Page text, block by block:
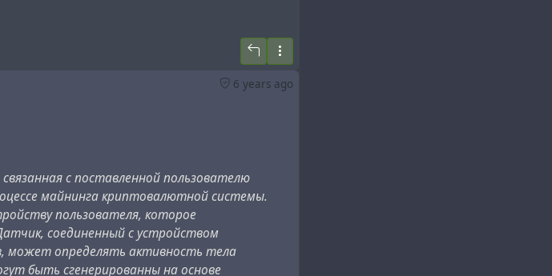
LLC [US/US]; One Microsoft Way Redmond,
#health#microsoft#patent
6 years ago
с поставленной пользователю
майнинга криптовалютной системы.
пользователя, которое
соединенный с устройством
может определять активность тела
быть сгенерированны на основе